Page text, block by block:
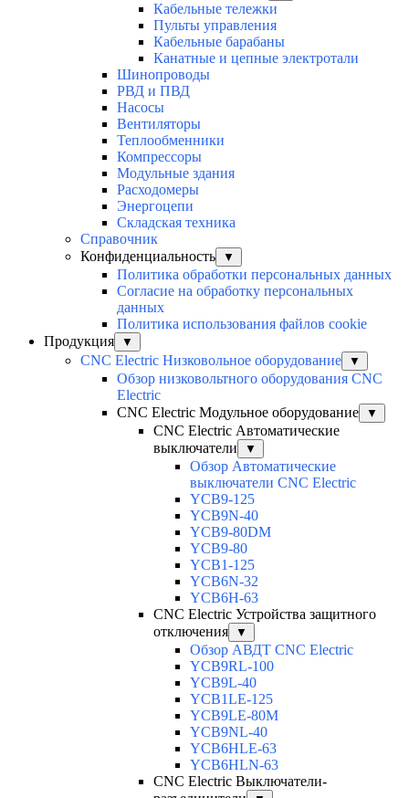
Кабельные тележки
Пульты управления
Кабельные барабаны
Канатные и цепные электротали
Шинопроводы
РВД и ПВД
Насосы
Вентиляторы
Теплообменники
Компрессоры
Модульные здания
Расходомеры
Энергоцепи
Складская техника
Справочник
Конфиденциальность
▼
Политика обработки персональных данных
Согласие на обработку персональных
данных
Политика использования файлов cookie
Продукция
▼
CNC Electric Низковольное оборудование ▼
Обзор низковольтного оборудования CNC
Electric
CNC Electric Модульное оборудование
▼
CNC Electric Автоматические
выключатели
▼
Обзор Автоматические
выключатели CNC Electric
YCB9-125
YCB9N-40
YCB9-80DM
YCB9-80
YCB1-125
YCB6N-32
YCB6H-63
CNC Electric Устройства защитного
отключения
▼
Обзор АВДТ CNC Electric
YCB9RL-100
YCB9L-40
YCB1LE-125
YCB9LE-80M
YCB9NL-40
YCB6HLE-63
YCB6HLN-63
CNC Electric Выключатели-